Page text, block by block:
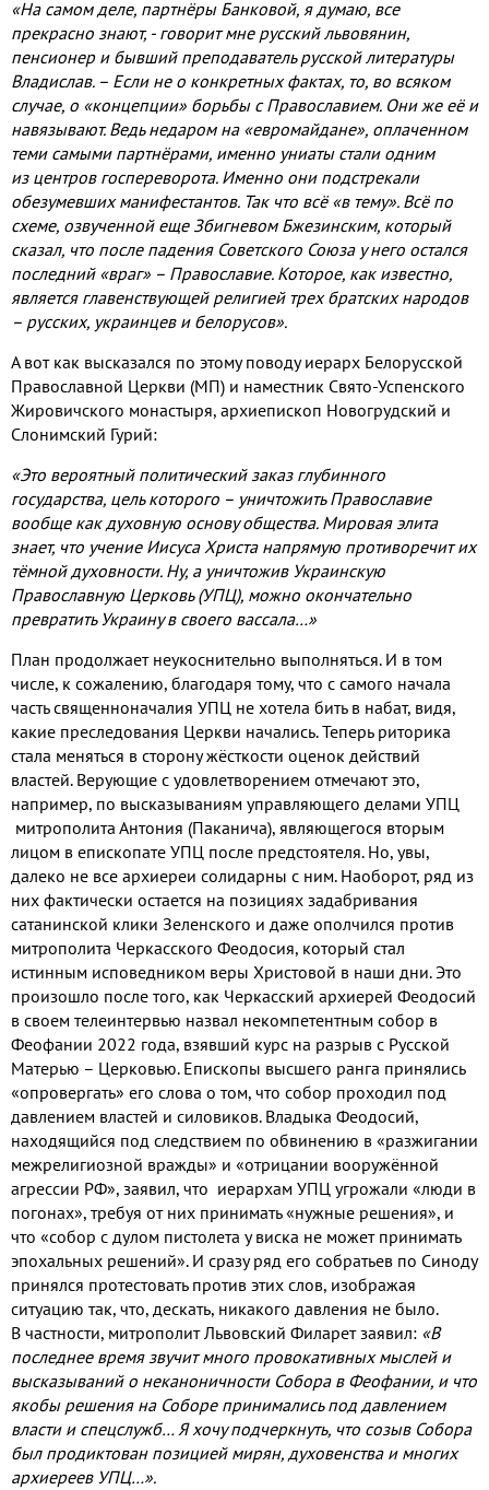
«На самом деле, партнёры Банковой, я думаю, все
прекрасно знают, - говорит мне русский львовянин,
пенсионер и бывший преподаватель русской литературы
Владислав. – Если не о конкретных фактах, то, во всяком
случае, о «концепции» борьбы с Православием. Они же её и
навязывают.Ведь недаром на «евромайдане», оплаченном
теми самыми партнёрами, именно униаты стали одним
из центров госпереворота. Именно они подстрекали
обезумевших манифестантов. Так что всё «в тему». Всё по
схеме, озвученной еще Збигневом Бжезинским, который
сказал, что после падения Советского Союза у него остался
последний «враг» – Православие. Которое, как известно,
является главенствующей религией трех братских народов
– русских, украинцев и белорусов».
А вот как высказался по этому поводу иерарх Белорусской
Православной Церкви (МП) и наместник Свято-Успенского
Жировичского монастыря, архиепископ Новогрудский и
Слонимский Гурий:
«Это вероятный политический заказ глубинного
государства, цель которого – уничтожить Православие
вообще как духовную основу общества. Мировая элита
знает, что учение Иисуса Христа напрямую противоречит их
тёмной духовности. Ну, а уничтожив Украинскую
Православную Церковь (УПЦ), можно окончательно
превратить Украину в своего вассала…»
План продолжает неукоснительно выполняться. И в том
числе, к сожалению, благодаря тому, что с самого начала
часть священноначалия УПЦ не хотела бить в набат, видя,
какие преследования Церкви начались. Теперь риторика
стала меняться в сторону жёсткости оценок действий
властей. Верующие с удовлетворением отмечают это,
например, по высказываниям управляющего делами УПЦ
митрополита Антония (Паканича), являющегося вторым
лицом в епископате УПЦ после предстоятеля. Но, увы,
далеко не все архиереи солидарны с ним. Наоборот, ряд из
них фактически остается на позициях задабривания
сатанинской клики Зеленского и даже ополчился против
митрополита Черкасского Феодосия, который стал
истинным исповедником веры Христовой в наши дни. Это
произошло после того, как Черкасский архиерей Феодосий
в своем телеинтервью назвал некомпетентным собор в
Феофании 2022 года, взявший курс на разрыв с Русской
Матерью – Церковью. Епископы высшего ранга принялись
«опровергать» его слова о том, что собор проходил под
давлением властей и силовиков. Владыка Феодосий,
находящийся под следствием по обвинению в «разжигании
межрелигиозной вражды» и «отрицании вооружённой
агрессии РФ», заявил, что иерархам УПЦ угрожали «люди в
погонах», требуя от них принимать «нужные решения», и
что «собор с дулом пистолета у виска не может принимать
эпохальных решений». И сразу ряд его собратьев по Синоду
принялся протестовать против этих слов, изображая
ситуацию так, что, дескать, никакого давления не было.
В частности, митрополит Львовский Филарет заявил: «В
последнее время звучит много провокативных мыслей и
высказываний о неканоничности Собора в Феофании, и что
якобы решения на Соборе принимались под давлением
власти и спецслужб… Я хочу подчеркнуть, что созыв Собора
был продиктован позицией мирян, духовенства и многих
архиереев УПЦ…».